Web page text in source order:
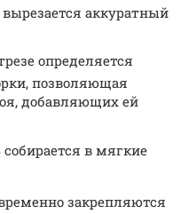
аккуратный
определяется
позволяющая
добавляющих ей
в мягкие
закрепляются